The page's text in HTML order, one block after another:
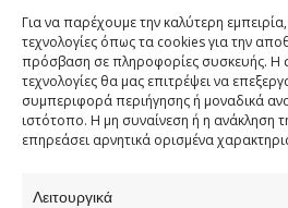
Για να παρέχουμε την καλύτερη
τεχνολογίες όπως τα cookies για την
πρόσβαση σε πληροφορίες συσκευής. Η
τεχνολογίες θα μας επιτρέψει να
συμπεριφορά περιήγησης ή μοναδικά
ιστότοπο. Η μη συναίνεση ή η ανάκληση
επηρεάσει αρνητικά ορισμένα
Λειτουργικά
ενεργοποιήσετε αυτό το